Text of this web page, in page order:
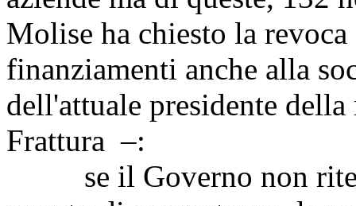
Molise ha chiesto la
finanziamenti anche alla
dell'attuale presidente
Frattura –:
se il Governo non